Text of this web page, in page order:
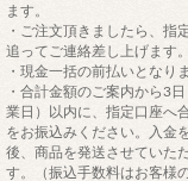
ます。
・ご注文頂きましたら、指
追ってご連絡差し上げます
・現金一括の前払いとなり
・合計金額のご案内から3
業日）以内に、指定口座へ
をお振込みください。入金
後、商品を発送させていた
す。（振込手数料はお客様